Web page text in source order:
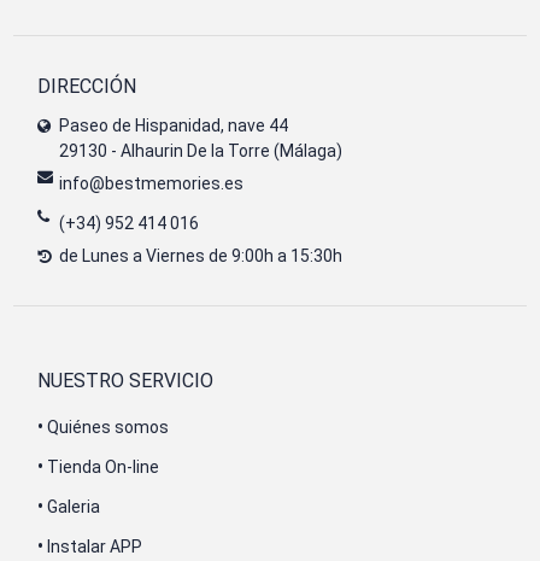
DIRECCIÓN
Paseo de Hispanidad, nave 44
29130 - Alhaurin De la Torre (Málaga)
info@bestmemories.es
(+34) 952 414 016
de Lunes a Viernes de 9:00h a 15:30h
NUESTRO SERVICIO
• Quiénes somos
• Tienda On-line
• Galeria
• Instalar APP